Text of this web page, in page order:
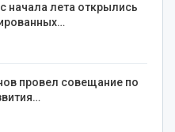
начала лета открылись
провел совещание по